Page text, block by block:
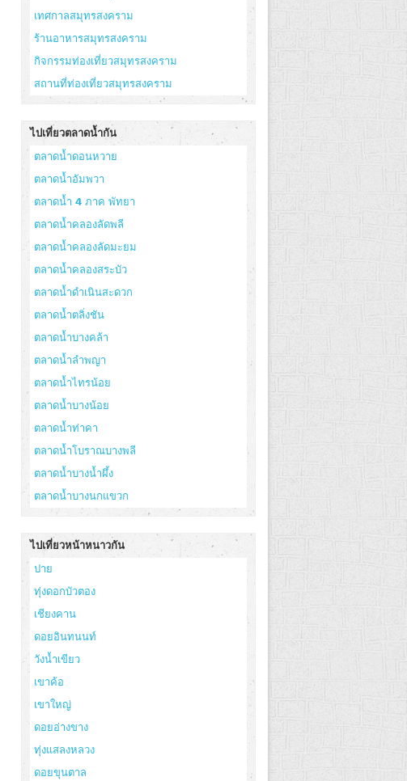
เทศกาลสมุทรสงคราม
ร้านอาหารสมุทรสงคราม
กิจกรรมท่องเที่ยวสมุทรสงคราม
สถานที่ท่องเที่ยวสมุทรสงคราม
ไปเที่ยวตลาดน้ำกัน
ตลาดน้ำดอนหวาย
ตลาดน้ำอัมพวา
ตลาดน้ำ 4 ภาค พัทยา
ตลาดน้ำคลองลัดพลี
ตลาดน้ำคลองลัดมะยม
ตลาดน้ำคลองสระบัว
ตลาดน้ำดำเนินสะดวก
ตลาดน้ำตลิ่งชัน
ตลาดน้ำบางคล้า
ตลาดน้ำลำพญา
ตลาดน้ำไทรน้อย
ตลาดน้ำบางน้อย
ตลาดน้ำท่าคา
ตลาดน้ำโบราณบางพลี
ตลาดน้ำบางน้ำผึ้ง
ตลาดน้ำบางนกแขวก
ไปเที่ยวหน้าหนาวกัน
ปาย
ทุ่งดอกบัวตอง
เชียงคาน
ดอยอินทนนท์
วังน้ำเขียว
เขาค้อ
เขาใหญ่
ดอยอ่างขาง
ทุ่งแสลงหลวง
ดอยขุนตาล